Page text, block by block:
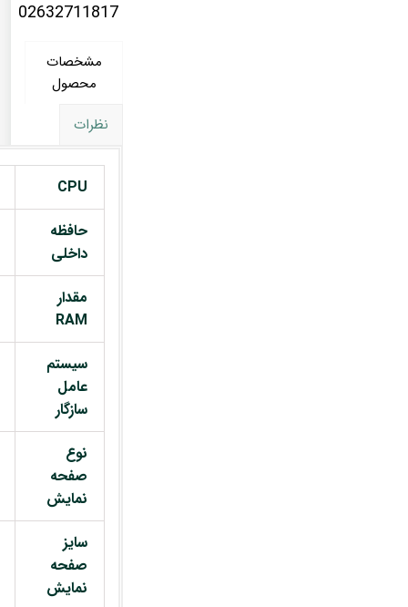
02632711817
مشخصات
محصول
نظرات
CPU
حافظه
داخلی
مقدار
RAM
سیستم
عامل
سازگار
نوع
صفحه
نمایش
سایز
صفحه
نمایش